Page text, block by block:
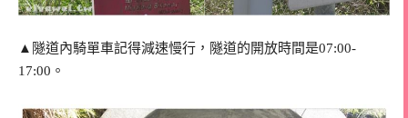
▲隧道內騎單車記得減速慢行，隧道的開放時間是07:00-
17:00。